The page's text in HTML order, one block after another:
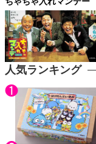
人気ランキング